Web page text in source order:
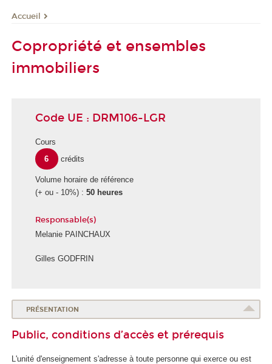
Accueil
Copropriété et ensembles
immobiliers
Code UE : DRM106-LGR
Cours
6
crédits
Volume horaire de référence
(+ ou - 10%) : 50 heures
Responsable(s)
Melanie PAINCHAUX
Gilles GODFRIN
PRÉSENTATION
Public, conditions d’accès et prérequis
L'unité d'enseignement s'adresse à toute personne qui exerce ou est